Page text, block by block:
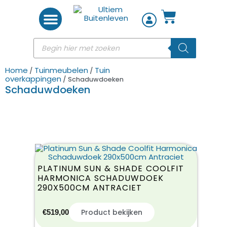
Home / Tuinmeubelen / Tuin
overkappingen / Schaduwdoeken
Schaduwdoeken
PLATINUM SUN & SHADE COOLFIT
HARMONICA SCHADUWDOEK
290X500CM ANTRACIET
€519,00 Product bekijken